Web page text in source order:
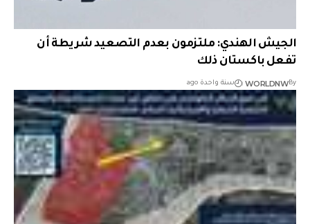
الجيش الهندي: ملتزمون بعدم التصعيد شريطة أن
تفعل باكستان ذلك
By
WORLDNW سنة واحدة ago